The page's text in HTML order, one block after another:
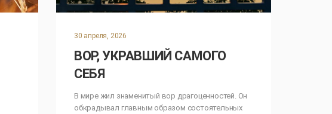
30 апреля, 2026
ВОР, УКРАВШИЙ САМОГО
СЕБЯ
В мире жил знаменитый вор драгоценностей. Он
обкрадывал главным образом состоятельных